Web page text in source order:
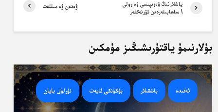
ۋەتەن ۋە مىللەت
ياشلارنىڭ ۋەزىپىسى ۋە رولى
\ ساھابىلەردىن ئۆرنەكلەر
بۇلارنىمۇ ياقتۇرىشىڭىز مۇمكىن
ئەقىدە باشقىلار بۈگۈنكى ئايەت نۇرلۇق بايان